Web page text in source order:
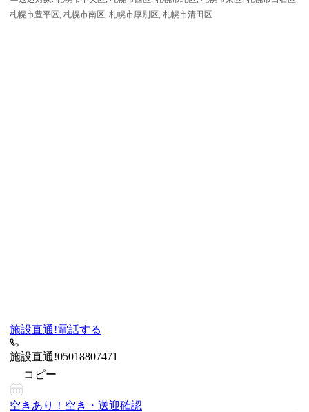
札幌市豊平区, 札幌市南区, 札幌市厚別区, 札幌市清田区
施設直通!電話する
施設直通!05018807471
コピー
空きあり！ 空き・送迎確認